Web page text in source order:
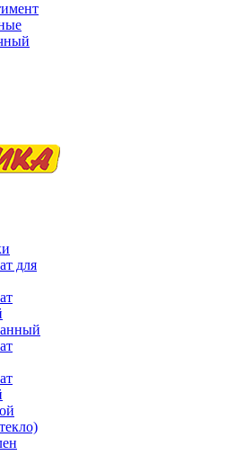
для